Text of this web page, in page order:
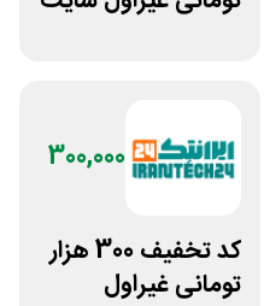
300,000
کد تخفیف 300 هزار
تومانی غیراول